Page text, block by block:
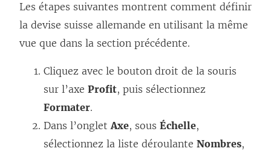
Les étapes suivantes montrent comment définir
la devise suisse allemande en utilisant la même
vue que dans la section précédente.
Cliquez avec le bouton droit de la souris
sur l’axe Profit, puis sélectionnez
Formater.
Dans l’ongletAxe, sous Échelle,
sélectionnez la liste déroulante Nombres,